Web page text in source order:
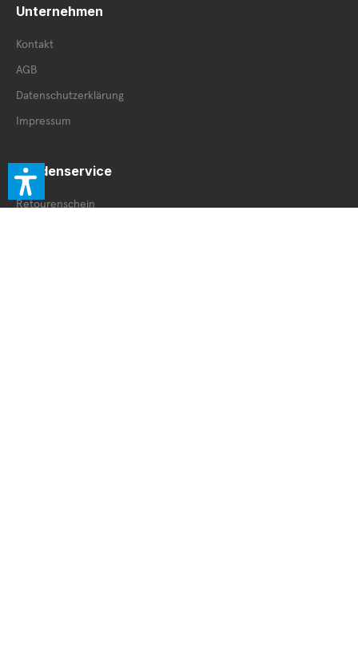
Unternehmen
Kontakt
AGB
Datenschutzerklärung
Impressum
Kundenservice
Retourenschein